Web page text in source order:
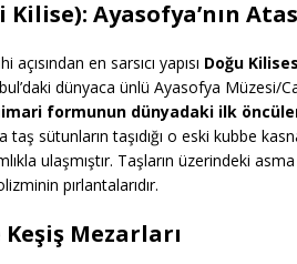
Ayasofya’nın
en sarsıcı yapısı Doğu
dünyaca ünlü Ayasofya Müzesi/
formunun dünyadaki ilk
sütunların taşıdığı o eski kubbe
ulaşmıştır. Taşların üzerindeki asma
pırlantalarıdır.
Mezarları